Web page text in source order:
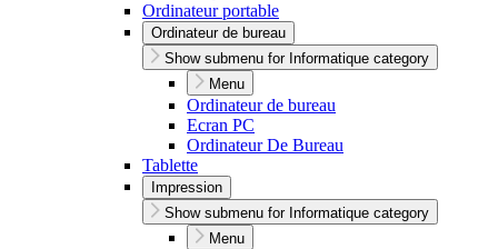
Ordinateur portable
Ordinateur de bureau
Show submenu for Informatique category
Menu
Ordinateur de bureau
Ecran PC
Ordinateur De Bureau
Tablette
Impression
Show submenu for Informatique category
Menu